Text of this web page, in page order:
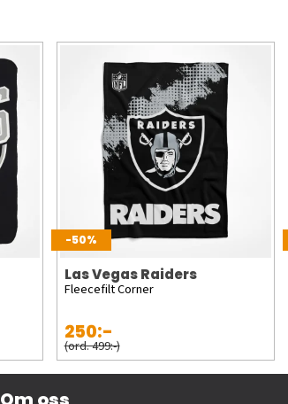
-50%
Las Vegas Raiders
Fleecefilt Corner
250:-
(ord. 499:-)